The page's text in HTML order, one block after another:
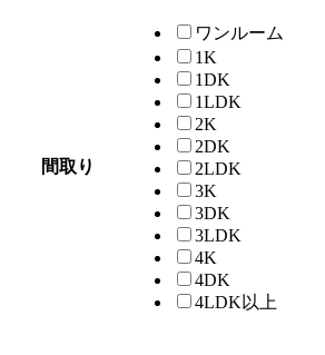
間取り
ワンルーム
1K
1DK
1LDK
2K
2DK
2LDK
3K
3DK
3LDK
4K
4DK
4LDK以上